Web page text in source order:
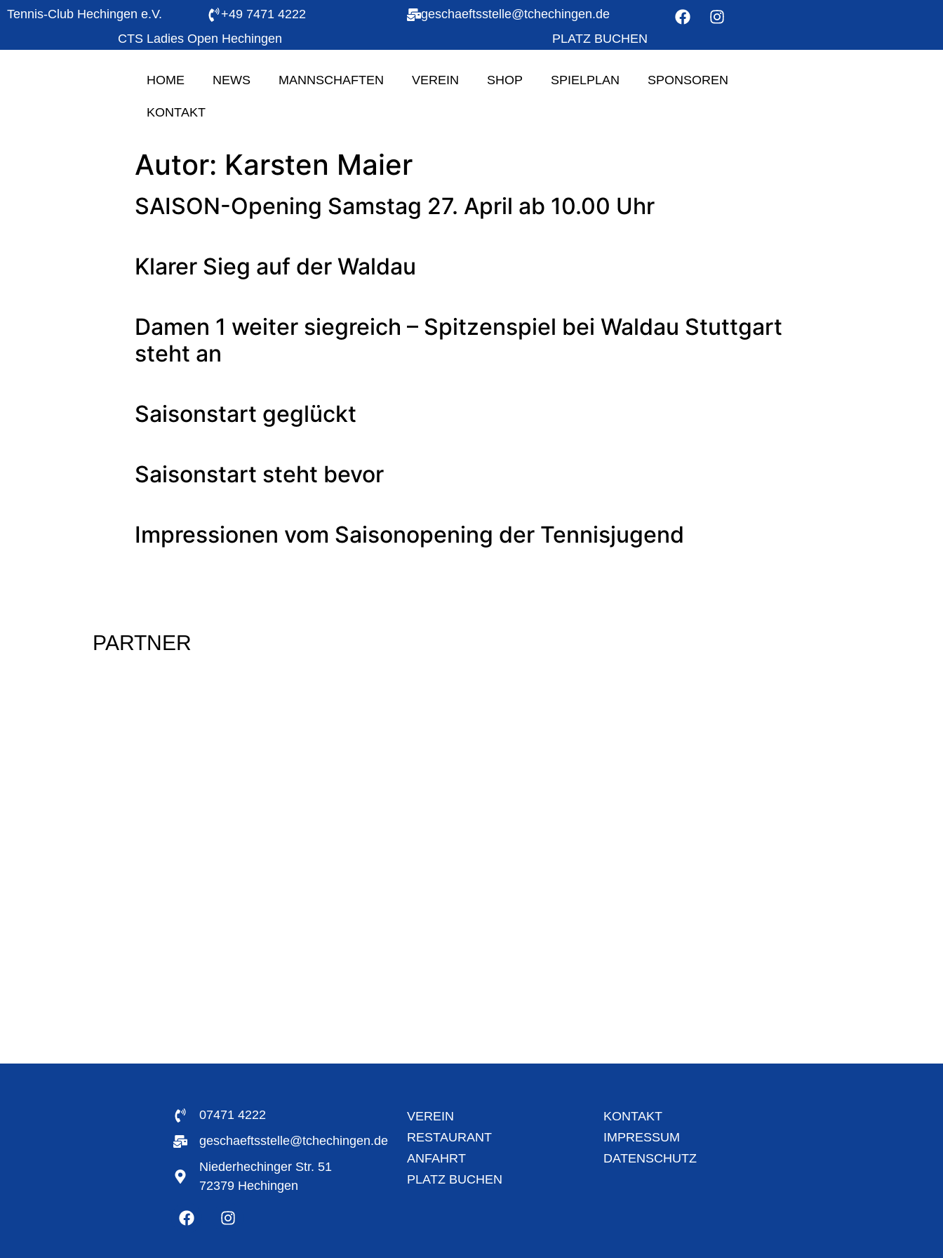
Tennis-Club Hechingen e.V. +49 7471 4222
geschaeftsstelle@tchechingen.de
CTS Ladies Open Hechingen
PLATZ BUCHEN
HOME NEWS MANNSCHAFTEN VEREIN SHOP SPIELPLAN SPONSOREN
KONTAKT
Autor: Karsten Maier
SAISON-Opening Samstag 27. April ab 10.00 Uhr
Klarer Sieg auf der Waldau
Damen 1 weiter siegreich – Spitzenspiel bei Waldau Stuttgart
steht an
Saisonstart geglückt
Saisonstart steht bevor
Impressionen vom Saisonopening der Tennisjugend
PARTNER
07471 4222
geschaeftsstelle@tchechingen.de
Niederhechinger Str. 51
72379 Hechingen
VEREIN
RESTAURANT
ANFAHRT
PLATZ BUCHEN
KONTAKT
IMPRESSUM
DATENSCHUTZ